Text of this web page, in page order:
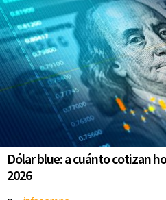
Dólar blue: a cuánto cotizan
2026